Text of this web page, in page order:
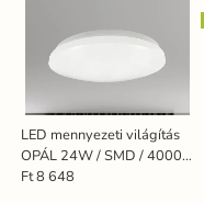
LED mennyezeti világítás
OPÁL 24W / SMD / 4000K
- LCL423S
Ft 8 648